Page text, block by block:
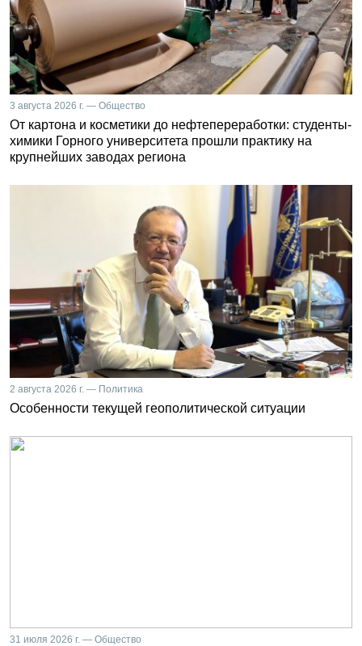
3 августа 2026 г. — Общество
От картона и косметики до нефтепереработки: студенты-
химики Горного университета прошли практику на
крупнейших заводах региона
2 августа 2026 г. — Политика
Особенности текущей геополитической ситуации
31 июля 2026 г. — Общество